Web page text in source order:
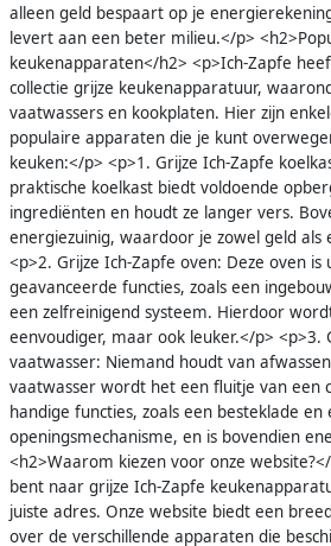
alleen geld bespaart op je
levert aan een beter milieu.</p>
keukenapparaten</h2> <p>Ich-Zapfe
collectie grijze keukenapparatuur,
vaatwassers en kookplaten. Hier zijn
populaire apparaten die je kunt
keuken:</p> <p>1. Grijze Ich-Zapfe
praktische koelkast biedt voldoende
ingrediënten en houdt ze langer vers.
energiezuinig, waardoor je zowel geld als
<p>2. Grijze Ich-Zapfe oven: Deze oven
geavanceerde functies, zoals een
een zelfreinigend systeem. Hierdoor
eenvoudiger, maar ook leuker.</p> <p>3.
vaatwasser: Niemand houdt van
vaatwasser wordt het een fluitje van een
handige functies, zoals een besteklade
openingsmechanisme, en is bovendien
<h2>Waarom kiezen voor onze
bent naar grijze Ich-Zapfe
juiste adres. Onze website biedt een
over de verschillende apparaten die